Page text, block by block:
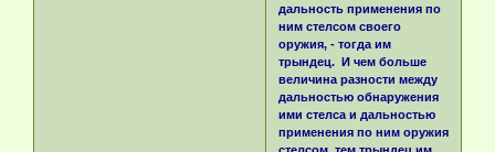
дальность применения по
ним стелсом своего
оружия, - тогда им
трындец. И чем больше
величина разности между
дальностью обнаружения
ими стелса и дальностью
применения по ним оружия